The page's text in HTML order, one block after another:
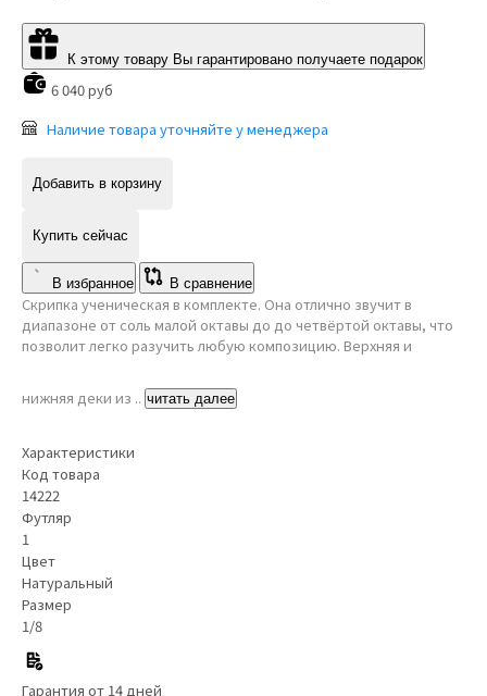
К этому товару Вы гарантировано получаете подарок
6 040 руб
Наличие товара уточняйте у менеджера
Добавить в корзину
Купить сейчас
В избранное В сравнение
Скрипка ученическая в комплекте. Она отлично звучит в
диапазоне от соль малой октавы до до четвёртой октавы, что
позволит легко разучить любую композицию. Верхняя и
нижняя деки из .. читать далее
Характеристики
Код товара
14222
Футляр
1
Цвет
Натуральный
Размер
1/8
Гарантия от 14 дней